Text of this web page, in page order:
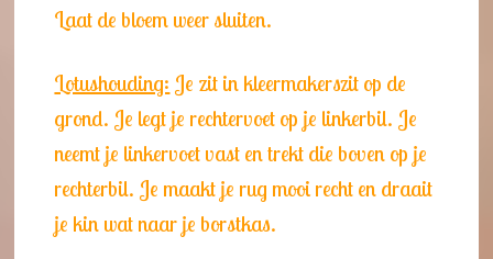
Laat de bloem weer sluiten.
Lotushouding: Je zit in kleermakerszit op de
grond. Je legt je rechtervoet op je linkerbil. Je
neemt je linkervoet vast en trekt die boven op je
rechterbil. Je maakt je rug mooi recht en draait
je kin wat naar je borstkas.